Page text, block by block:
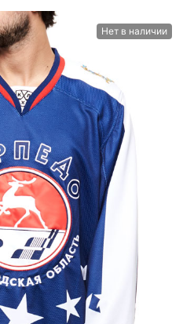
Нет в наличии